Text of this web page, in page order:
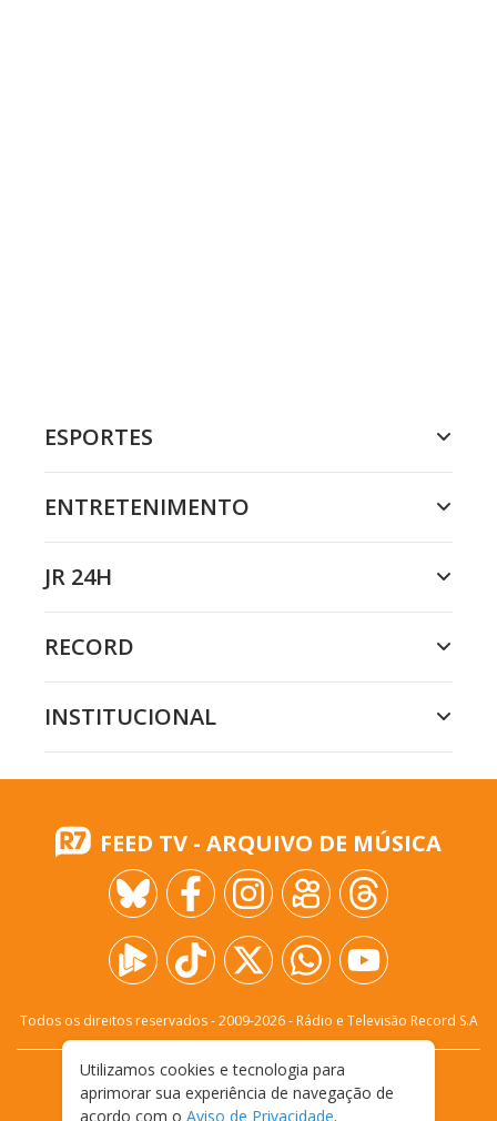
ESPORTES
ENTRETENIMENTO
JR 24H
RECORD
INSTITUCIONAL
FEED TV - ARQUIVO DE MÚSICA
Todos os direitos reservados - 2009-2026- Rádio e Televisão Record S.A
FALE CONOSCO
PRIVACIDADE
TERMOS E CONDIÇÕES DE USO
Utilizamos cookies e tecnologia para
aprimorar sua experiência de navegação de
acordo com o Aviso de Privacidade.